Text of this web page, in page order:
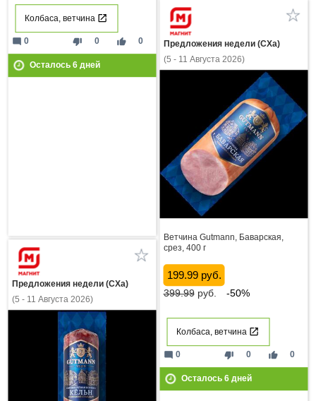
Колбаса, ветчина
thumb_down 0 thumb_up 0
mode_comment 0
Осталось 6дней
Предложения недели (СХа)
(5 - 11 Августа 2026)
Ветчина Gutmann, Баварская,
срез, 400 г
199.99 руб.
399.99руб. -50%
Колбаса, ветчина
thumb_down 0 thumb_up 0
mode_comment 0
Осталось 6дней
Предложения недели (СХа)
(5 - 11 Августа 2026)